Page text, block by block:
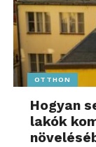
OTTHON
Hogyan
lakók